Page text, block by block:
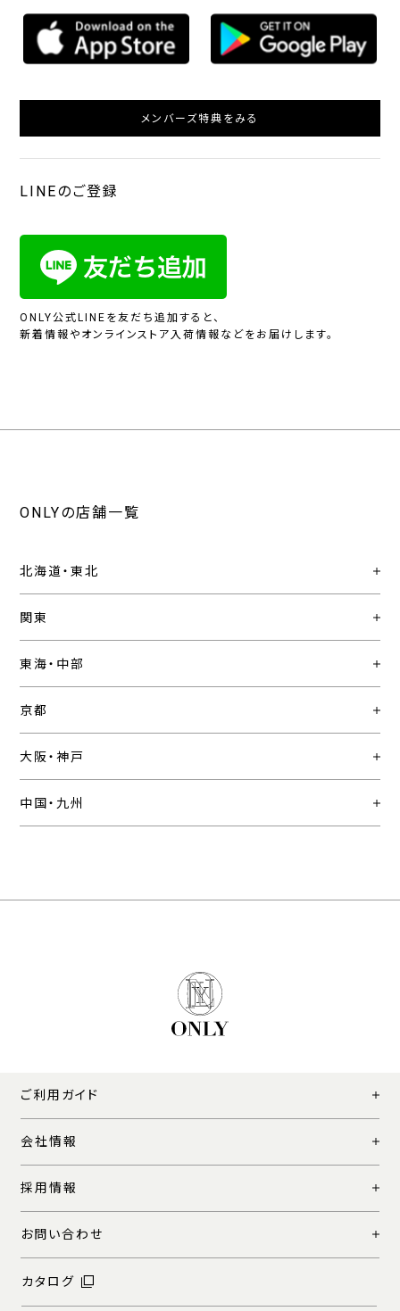
メンバーズ特典をみる
LINEのご登録
ONLY公式LINEを友だち追加すると、
新着情報やオンラインストア入荷情報などをお届けします。
ONLYの店舗一覧
北海道・東北
関東
東海・中部
京都
大阪・神戸
中国・九州
ご利用ガイド
会社情報
採用情報
お問い合わせ
カタログ